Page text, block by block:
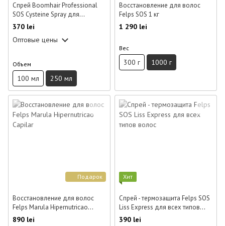
Спрей Boomhair Professional
SOS Cysteine Spray для
восстановления волос 250 мл
370 lei
Оптовые цены
Объем
100 мл 250 мл
Восстановление для волос
Felps SOS 1 кг
1 290 lei
Вес
300 г 1000 г
Подарок
Восстановление для волос
Felps Marula Hipernutricao
Capilar 1 кг
890 lei
Хит
Спрей - термозащита Felps SOS
Liss Express для всех типов
волос 230 мл
390 lei